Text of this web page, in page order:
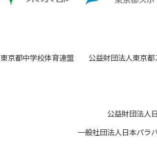
東京都中学校体育連盟 公益財団法人東京
公益財団法人
一般社団法人日本パラ